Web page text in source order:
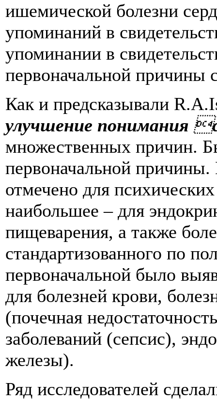
ишемической болезни
упоминаний в
упоминании в
первоначальной причины
Как и предсказывали
улучшение понимания 
множественных причин.
первоначальной
отмечено для
наибольшее – для
пищеварения, а также
стандартизованного по
первоначальной было
для болезней крови,
(почечная
заболеваний (сепсис),
железы).
Ряд исследователей